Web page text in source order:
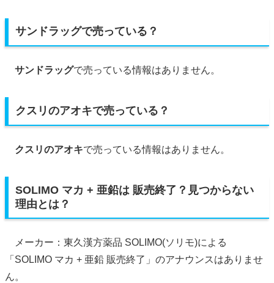
サンドラッグで売っている？
サンドラッグで売っている情報はありません。
クスリのアオキで売っている？
クスリのアオキで売っている情報はありません。
SOLIMO マカ + 亜鉛は 販売終了？見つからない
理由とは？
メーカー：東久漢方薬品 SOLIMO(ソリモ)による
「SOLIMO マカ + 亜鉛 販売終了」のアナウンスはありませ
ん。